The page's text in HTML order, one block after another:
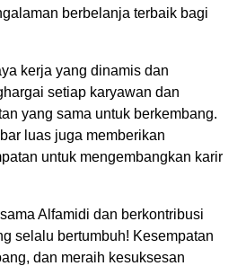
berbelanja terbaik bagi
kerja yang dinamis dan
setiap karyawan dan
yang sama untuk berkembang.
luas juga memberikan
untuk mengembangkan karir
Alfamidi dan berkontribusi
selalu bertumbuh! Kesempatan
dan meraih kesuksesan